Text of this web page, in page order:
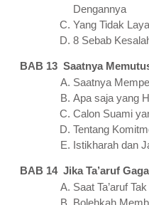
Dengannya
Yang Tidak
8 Sebab
BAB 13 Saatnya
Saatnya
Apa saja yang
Calon Suami
Tentang
Istikharah dan
BAB 14 Jika Ta’aruf
Saat Ta’aruf
Bolehkah